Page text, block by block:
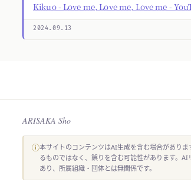
Kikuo - Love me, Love me, Love me -
2024.09.13
ARISAKA Sho
ⓘ本サイトのコンテンツはAI生成を含む場合があり
るものではなく、誤りを含む可能性があります。
あり、所属組織・団体とは無関係です。